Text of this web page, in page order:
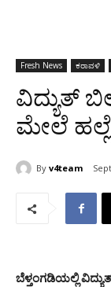
Fresh News ಕರಾವಳಿ
ವಿದ್ಯುತ್
ಮೇಲೆ ಹಲ್ಲೆ
By v4team
ಬೆಳ್ತಂಗಡಿಯಲ್ಲಿ